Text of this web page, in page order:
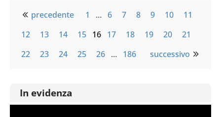
precedente 1 … 6 7 8 9 10
11
12
13 14 15 16 17 18 19 20
21
22
23 24 25 26 … 186 successivo
In evidenza